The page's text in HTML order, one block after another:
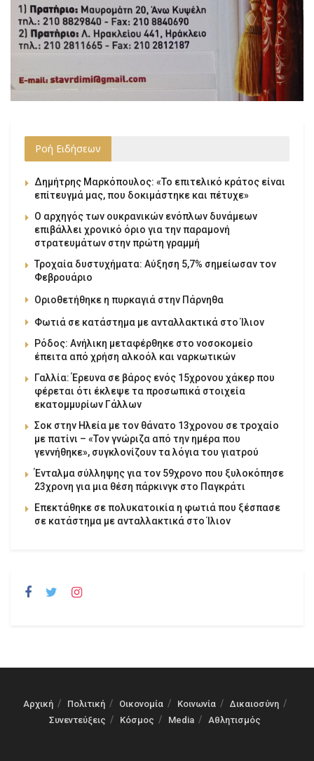
Ροή Ειδήσεων
Δημήτρης Μαρκόπουλος: «Το επιτελικό κράτος είναι
επίτευγμά μας, που δοκιμάστηκε και πέτυχε»
Ο αρχηγός των ουκρανικών ενόπλων δυνάμεων
επιβάλλει χρονικό όριο για την παραμονή
στρατευμάτων στην πρώτη γραμμή
Τροχαία δυστυχήματα: Αύξηση 5,7% σημείωσαν τον
Φεβρουάριο
Οριοθετήθηκε η πυρκαγιά στην Πάρνηθα
Φωτιά σε κατάστημα με ανταλλακτικά στο Ίλιον
Ρόδος: Ανήλικη μεταφέρθηκε στο νοσοκομείο
έπειτα από χρήση αλκοόλ και ναρκωτικών
Γαλλία: Έρευνα σε βάρος ενός 15χρονου χάκερ που
φέρεται ότι έκλεψε τα προσωπικά στοιχεία
εκατομμυρίων Γάλλων
Σοκ στην Ηλεία με τον θάνατο 13χρονου σε τροχαίο
με πατίνι – «Τον γνώριζα από την ημέρα που
γεννήθηκε», συγκλονίζουν τα λόγια του γιατρού
Ένταλμα σύλληψης για τον 59χρονο που ξυλοκόπησε
23χρονη για μια θέση πάρκινγκ στο Παγκράτι
Επεκτάθηκε σε πολυκατοικία η φωτιά που ξέσπασε
σε κατάστημα με ανταλλακτικά στο Ίλιον
Αρχική Πολιτική Οικονομία Κοινωνία
Δικαιοσύνη
Συνεντεύξεις
Κόσμος Media Αθλητισμός